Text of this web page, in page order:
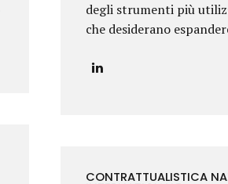
degli strumenti più
che desiderano
Nonostante la disciplina
CONTRATTUALISTICA